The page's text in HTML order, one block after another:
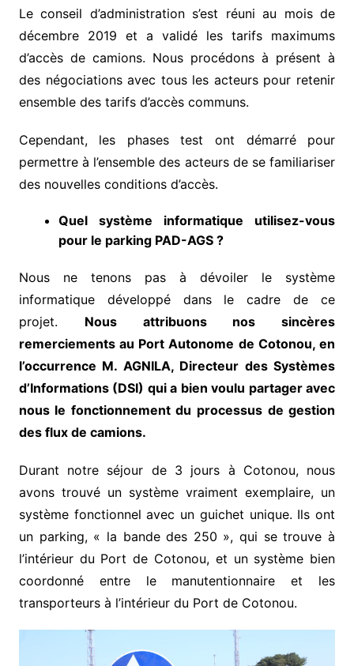
Le conseil d’administration s’est réuni au mois de
décembre 2019 et a validé les tarifs maximums
d’accès de camions. Nous procédons à présent à
des négociations avec tous les acteurs pour retenir
ensemble des tarifs d’accès communs.
Cependant, les phases test ont démarré pour
permettre à l’ensemble des acteurs de se familiariser
des nouvelles conditions d’accès.
Quel système informatique utilisez-vous
pour le parking PAD-AGS ?
Nous ne tenons pas à dévoiler le système
informatique développé dans le cadre de ce
projet. Nous attribuons nos sincères
remerciements au Port Autonome de Cotonou, en
l’occurrence M. AGNILA, Directeur des Systèmes
d’Informations (DSI) qui a bien voulu partager avec
nous le fonctionnement du processus de gestion
des flux de camions.
Durant notre séjour de 3 jours à Cotonou, nous
avons trouvé un système vraiment exemplaire, un
système fonctionnel avec un guichet unique. Ils ont
un parking, « la bande des 250 », qui se trouve à
l’intérieur du Port de Cotonou, et un système bien
coordonné entre le manutentionnaire et les
transporteurs à l’intérieur du Port de Cotonou.